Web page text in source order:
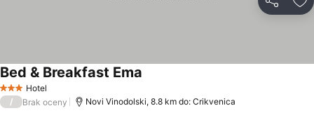
3 Kategoria
Hotel
Bed & Breakfast Ema
/ Brak oceny Novi Vinodolski, 8.8 km do: Crikvenica